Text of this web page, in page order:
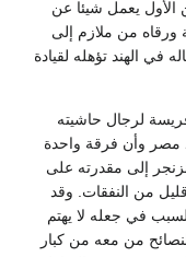
الأول يعمل شيئا عن
ورقاه من ملازم إلى
في الهند تؤهله لقيادة
لرجال حاشيته
مصر وأن فرقة واحدة
إلى مقدرته على
من النفقات. وقد
كان هذا السبب في جعله لا يهتم
من معه من كبار